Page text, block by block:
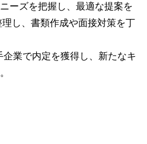
ーズを把握し、最適な提案を
し、書類作成や面接対策を丁
業で内定を獲得し、新たなキ